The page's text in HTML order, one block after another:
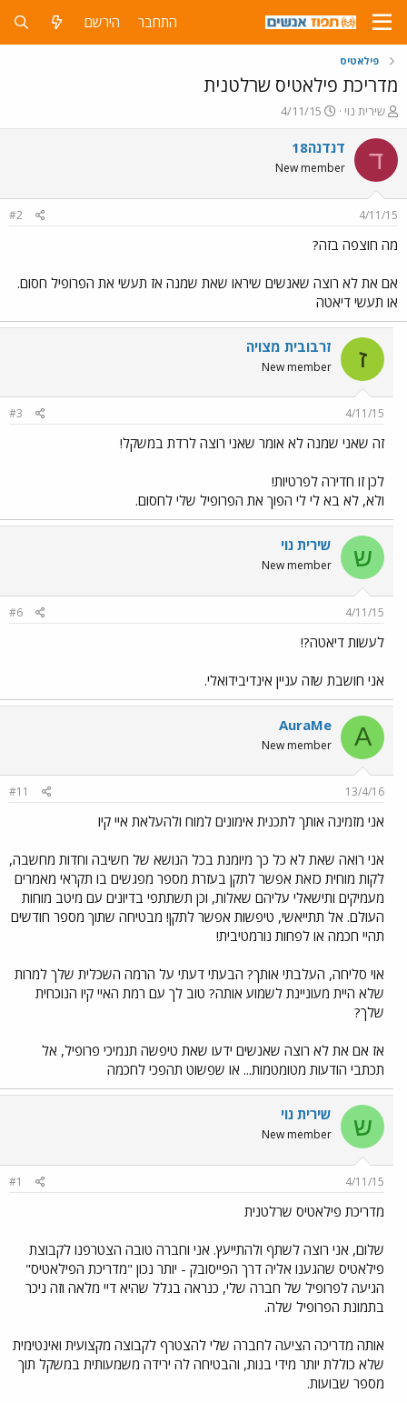
התחבר הירשם
פילאטיס
מדריכת פילאטיס שרלטנית
פ
ו
ת
ח
ה
ו
ש
א
שירית נוי
פ
ו
ר
ם
ר
4/11/15
ד דנדנה18
New member
4/11/15
#2
מה חוצפה בזה?
אם את לא רוצה שאנשים שיראו שאת שמנה אז תעשי את הפרופיל חסום.
או תעשי דיאטה
ז זרבובית מצויה
New member
4/11/15
#3
זה שאני שמנה לא אומר שאני רוצה לרדת במשקל!
לכן זו חדירה לפרטיות!
ולא, לא בא לי לי הפוך את הפרופיל שלי לחסום.
ש שירית נוי
New member
4/11/15
#6
לעשות דיאטה?!
אני חושבת שזה עניין אינדיבידואלי.
A
AuraMe
New member
13/4/16
#11
אני מזמינה אותך לתכנית אימונים למוח ולהעלאת איי קיו
אני רואה שאת לא כל כך מיומנת בכל הנושא של חשיבה וחדות מחשבה,
לקות מוחית כזאת אפשר לתקן בעזרת מספר מפגשים בו תקראי מאמרים
מעמיקים ותישאלי עליהם שאלות, וכן תשתתפי בדיונים עם מיטב מוחות
העולם. אל תתייאשי, טיפשות אפשר לתקן! מבטיחה שתוך מספר חודשים
תהיי חכמה או לפחות נורמטיבית!
אוי סליחה, העלבתי אותך? הבעתי דעתי על הרמה השכלית שלך למרות
שלא היית מעוניינת לשמוע אותה? טוב לך עם רמת האיי קיו הנוכחית
שלך?
אז אם את לא רוצה שאנשים ידעו שאת טיפשה תנמיכי פרופיל, אל
תכתבי הודעות מטומטמות... או שפשוט תהפכי לחכמה
ש שירית נוי
New member
4/11/15
#1
מדריכת פילאטיס שרלטנית
שלום, אני רוצה לשתף ולהתייעץ. אני וחברה טובה הצטרפנו לקבוצת
פילאטיס שהגענו אליה דרך הפייסובק - יותר נכון "מדריכת הפילאטיס"
הגיעה לפרופיל של חברה שלי, כנראה בגלל שהיא דיי מלאה וזה ניכר
בתמונת הפרופיל שלה.
אותה מדריכה הציעה לחברה שלי להצטרף לקבוצה מקצועית ואינטימית
שלא כוללת יותר מידי בנות, והבטיחה לה ירידה משמעותית במשקל תוך
מספר שבועות.